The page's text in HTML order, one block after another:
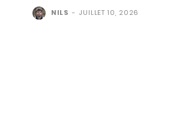
NILS - JUILLET 10, 2026